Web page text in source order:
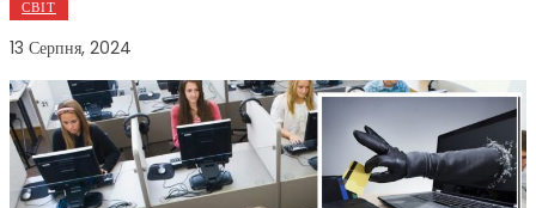
СВІТ
13 Серпня, 2024